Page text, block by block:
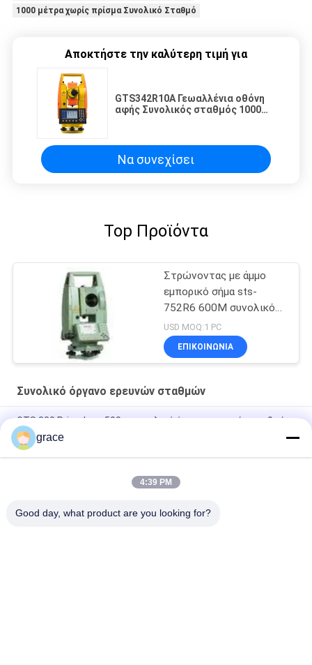
1000 μέτρα χωρίς πρίσμα Συνολικό Σταθμό
Αποκτήστε την καλύτερη τιμή για
GTS342R10A Γεωαλλένια οθόνη
αφής Συνολικός σταθμός 1000m
Να συνεχίσει
Top Προϊόντα
Στρώνοντας με άμμο
εμπορικό σήμα sts-
752R6 600M συνολικό
όργανο ερευνών
σταθμών Prismless
USD MOQ:1 PC
ΕΠΙΚΟΙΝΩΝΊΑ
Συνολικό όργανο ερευνών σταθμών
GTS 330 Prismless 500m συνολικό όργανο ερευνών σταθμών
GTS 340 5» Prismless 600m συνολικό όργανο ερευνών
σταθμών
GTS-332R8 GEOALLEN Total Station με εξοπλισμό έρευνας
grace
4:39 PM
Good day, what product are you looking for?